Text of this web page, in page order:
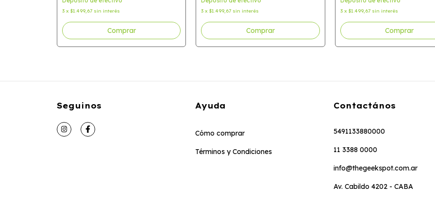
3 x $1.499,67 sin interés 3 x$1.499,67 sin interés 3 x $1.499,67 sin interés
Seguinos Ayuda
Cómo comprar
Términos y Condiciones
Contactános
5491133880000
11 3388 0000
info@thegeekspot.com.ar
Av. Cabildo 4202 - CABA